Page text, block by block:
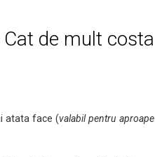
de mult costa
atata face (valabil pentru